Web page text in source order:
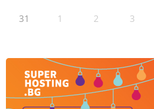
31 1 2 3